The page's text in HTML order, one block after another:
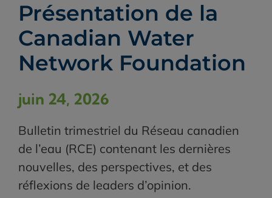
Présentation de la
Canadian Water
Network Foundation
juin 24, 2026
Bulletin trimestriel du Réseau canadien
de l’eau (RCE) contenant les dernières
nouvelles, des perspectives, et des
réflexions de leaders d’opinion.